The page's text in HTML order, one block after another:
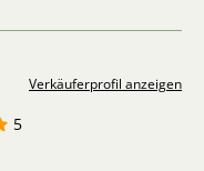
Verkäuferprofil anzeigen
5